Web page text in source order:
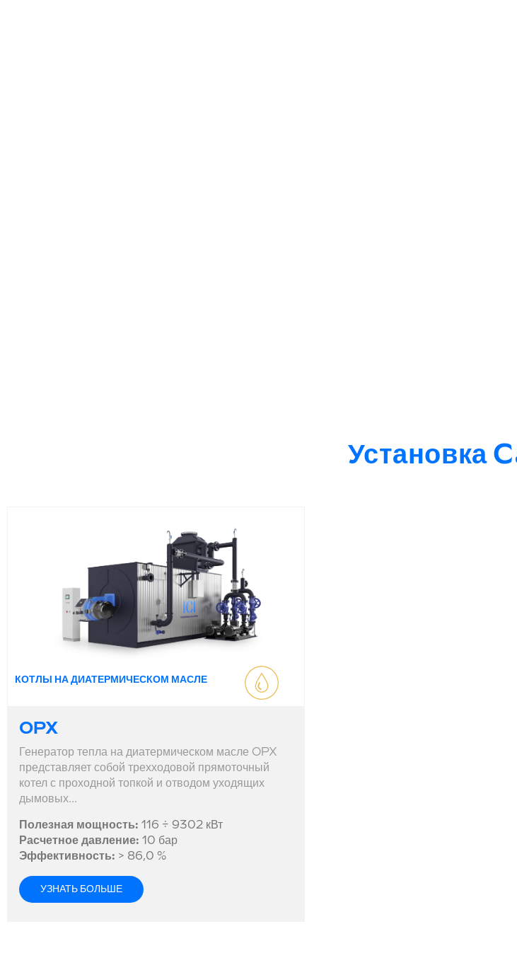
Установка
КОТЛЫ НА ДИАТЕРМИЧЕСКОМ МАСЛЕ
OPX
Генератор тепла на диатермическом масле OPX
представляет собой трехходовой прямоточный
котел с проходной топкой и отводом уходящих
дымовых...
Полезная мощность: 116 ÷ 9302 кВт
Расчетное давление: 10 бар
Эффективность: > 86,0 %
УЗНАТЬ БОЛЬШЕ